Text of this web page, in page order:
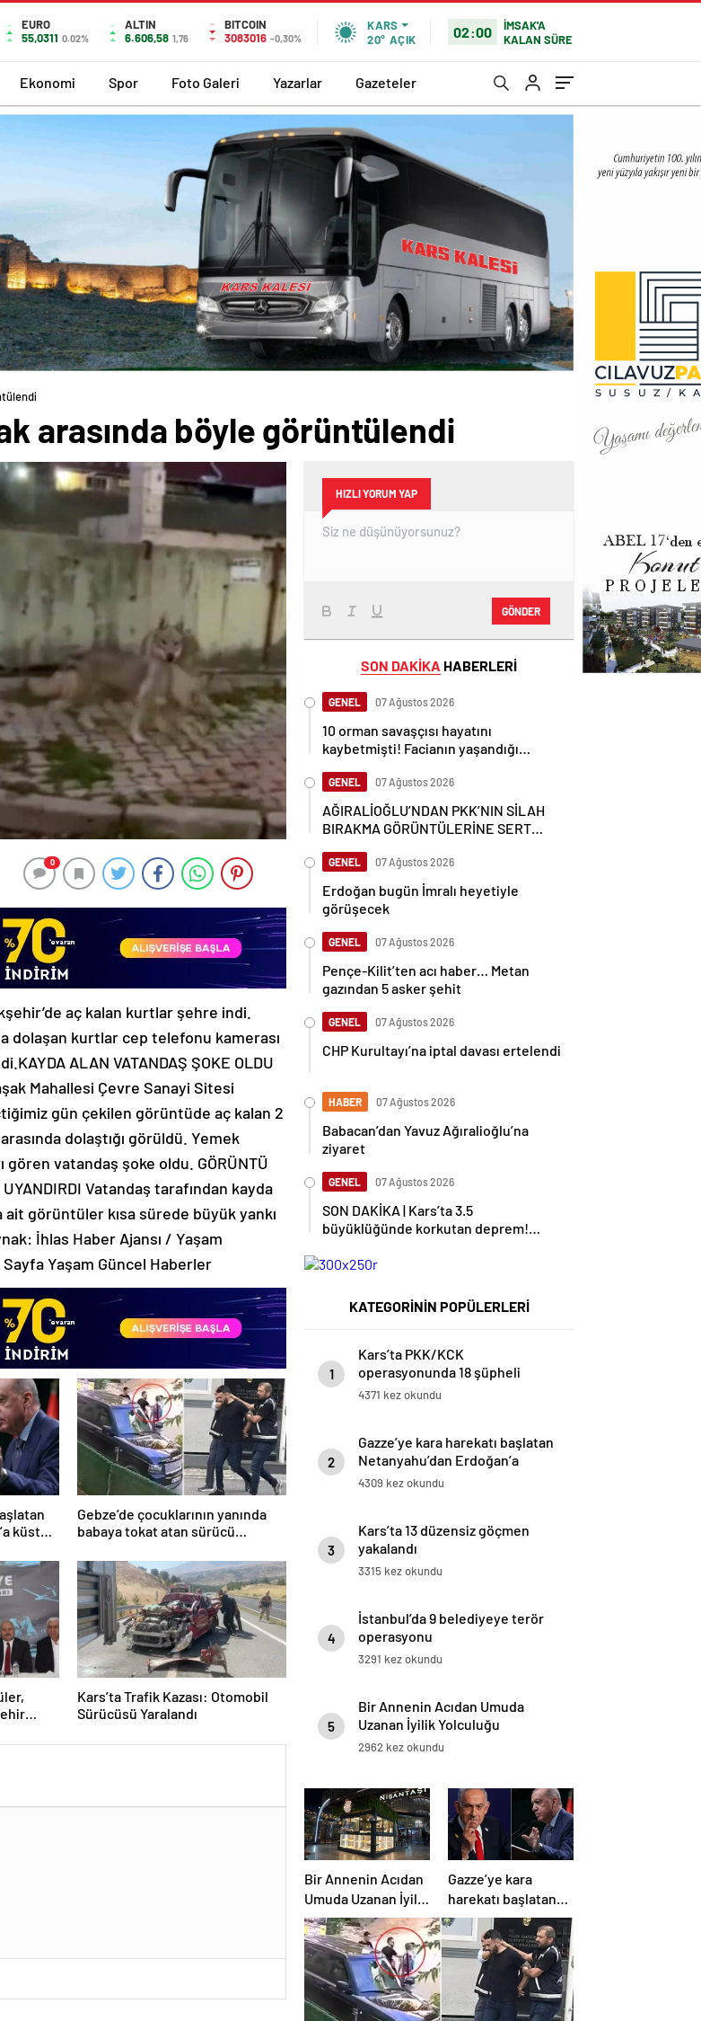
EURO
55,0311 0.02%
ALTIN
6.606,58 1,76
BITCOIN
3083016 -0,30%
KARS
20° AÇIK 02:00
İMSAK'A
KALAN SÜRE
Ekonomi Spor Foto Galeri Yazarlar Gazeteler
arasında böyle görüntülendi
0
aç kalan kurtlar şehre indi.
dolaşan kurtlar cep telefonu kamerası
ALAN VATANDAŞ ŞOKE OLDU
Mahallesi Çevre Sanayi Sitesi
gün çekilen görüntüde aç kalan 2
dolaştığı görüldü. Yemek
gören vatandaş şoke oldu. GÖRÜNTÜ
UYANDIRDI Vatandaş tarafından kayda
ait görüntüler kısa sürede büyük yankı
İhlas Haber Ajansı / Yaşam
Yaşam Güncel Haberler
küstah
Gebze’de çocuklarının yanında
babaya tokat atan sürücü
Kars’ta Trafik Kazası: Otomobil
Sürücüsü Yaralandı
HIZLI YORUM YAP
GÖNDER
SON DAKİKA HABERLERİ
GENEL 07 Ağustos 2026
10 orman savaşçısı hayatını
kaybetmişti! Facianın yaşandığı
GENEL 07 Ağustos 2026
AĞIRALİOĞLU’NDAN PKK’NIN SİLAH
BIRAKMA GÖRÜNTÜLERİNE SERT
GENEL 07 Ağustos 2026
Erdoğan bugün İmralı heyetiyle
görüşecek
GENEL 07 Ağustos 2026
Pençe-Kilit’ten acı haber… Metan
gazından 5 asker şehit
GENEL 07 Ağustos 2026
CHP Kurultayı’na iptal davası ertelendi
HABER 07 Ağustos 2026
Babacan’dan Yavuz Ağıralioğlu’na
ziyaret
GENEL 07 Ağustos 2026
SON DAKİKA | Kars’ta 3.5
büyüklüğünde korkutan deprem!
KATEGORİNİN POPÜLERLERİ
1
Kars’ta PKK/KCK
operasyonunda 18 şüpheli
yakalandı
4371 kez okundu
2
Gazze’ye kara harekatı başlatan
Netanyahu’dan Erdoğan’a
küstah sözler
4309 kez okundu
3
Kars’ta 13 düzensiz göçmen
yakalandı
3315 kez okundu
4
İstanbul’da 9 belediyeye terör
operasyonu
3291 kez okundu
5
Bir Annenin Acıdan Umuda
Uzanan İyilik Yolculuğu
2962 kez okundu
Bir Annenin Acıdan
Umuda Uzanan İyilik
Yolculuğu
Gazze’ye kara
harekatı başlatan
Netanyahu’dan
Erdoğan’a küstah
sözler